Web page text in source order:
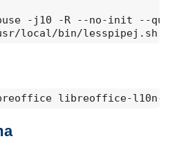
-j10 -R --no-init --
usr/local/bin/lesspipej.sh
libreoffice-